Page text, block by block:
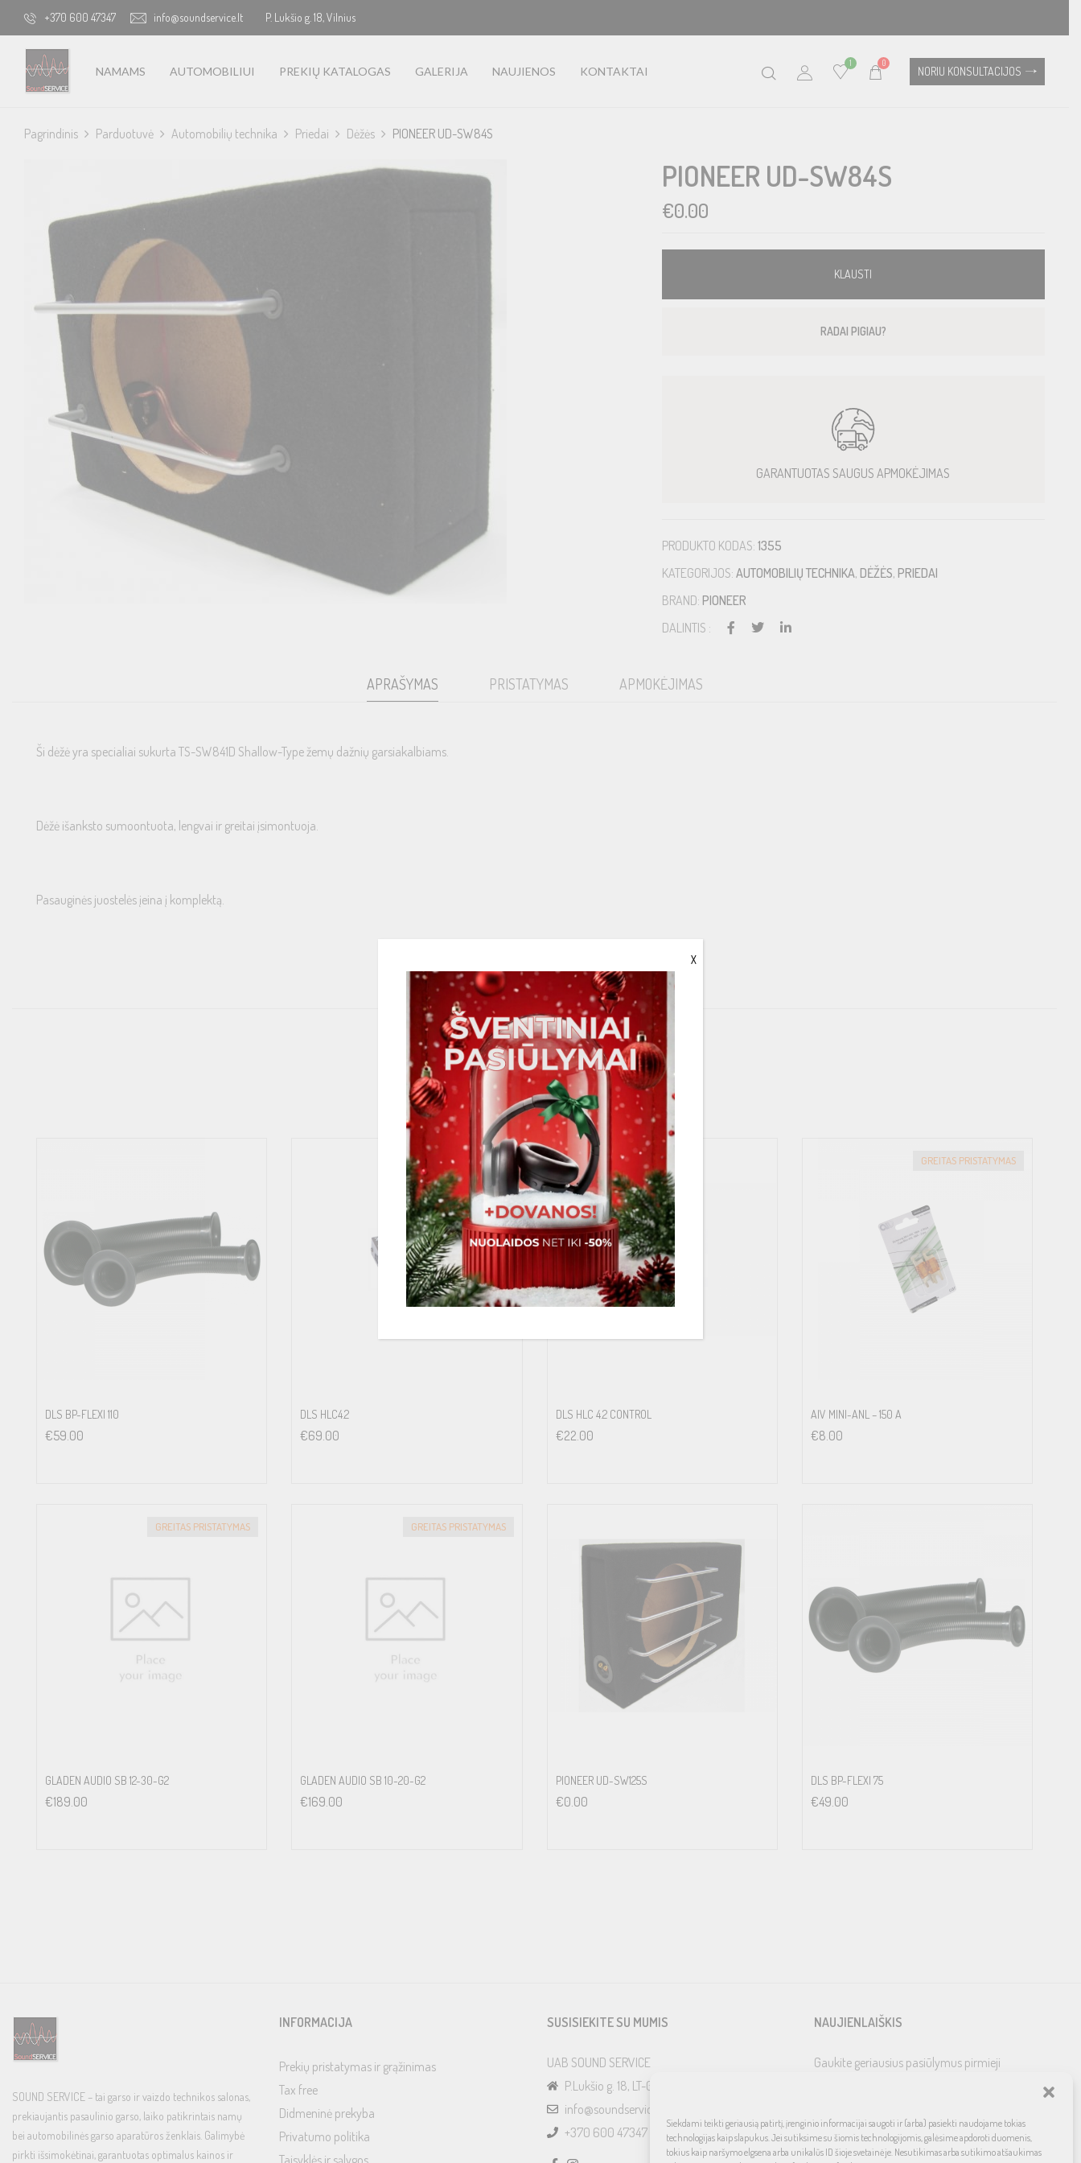
Siekdami teikti geriausią patirtį, įrenginio informacijai saugoti ir (arba) pasiekti naudojame tokias
technologijas kaip slapukus. Jei sutiksime su šiomis technologijomis, galėsime apdoroti duomenis,
tokius kaip naršymo elgsena arba unikalūs ID šioje svetainėje. Nesutikimas arba sutikimo atšaukimas
+370 600 47347 info@soundservice.lt P. Lukšio g. 18, Vilnius
NAMAMS AUTOMOBILIUI PREKIŲ KATALOGAS GALERIJA NAUJIENOS KONTAKTAI
1 0
NORIU KONSULTACIJOS
Pagrindinis Parduotuvė Automobilių technika Priedai Dėžės PIONEER UD-SW84S
PIONEER UD-SW84S
€0.00
KLAUSTI
RADAI PIGIAU?
GARANTUOTAS SAUGUS APMOKĖJIMAS
PRODUKTO KODAS: 1355
KATEGORIJOS: AUTOMOBILIŲ TECHNIKA, DĖŽĖS, PRIEDAI
BRAND: PIONEER
DALINTIS :
APRAŠYMAS PRISTATYMAS APMOKĖJIMAS
Ši dėžė yra specialiai sukurta TS-SW841D Shallow-Type žemų dažnių garsiakalbiams.
Dėžė išanksto sumoontuota, lengvai ir greitai įsimontuoja.
Pasauginės juostelės įeina į komplektą.
PANAŠIOS PREKĖS
DLS BP-FLEXI 110
€59.00
DLS HLC4.2
€69.00
DLS HLC 4.2 CONTROL
€22.00
GREITAS PRISTATYMAS
AIV MINI-ANL – 150 A
€8.00
GREITAS PRISTATYMAS
GLADEN AUDIO SB 12-30-G2
€189.00
GREITAS PRISTATYMAS
GLADEN AUDIO SB 10-20-G2
€169.00
PIONEER UD-SW125S
€0.00
DLS BP-FLEXI 75
€49.00
SOUND SERVICE – tai garso ir vaizdo technikos salonas,
prekiaujantis pasaulinio garso, laiko patikrintais namų
bei automobilinės garso aparatūros ženklais. Galimybė
pirkti išsimokėtinai, garantuotas optimalus kainos ir
INFORMACIJA
Prekių pristatymas ir grąžinimas
Tax free
Didmeninė prekyba
Privatumo politika
Taisyklės ir sąlygos
SUSISIEKITE SU MUMIS
UAB SOUND SERVICE
P.Lukšio g. 18, LT-08222, Vilnius
info@soundservice.lt
+370 600 47347
NAUJIENLAIŠKIS
Gaukite geriausius pasiūlymus pirmieji
X